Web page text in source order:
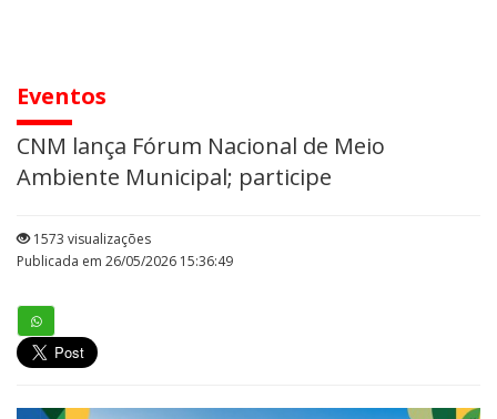
Eventos
CNM lança Fórum Nacional de Meio
Ambiente Municipal; participe
1573 visualizações
Publicada em 26/05/2026 15:36:49